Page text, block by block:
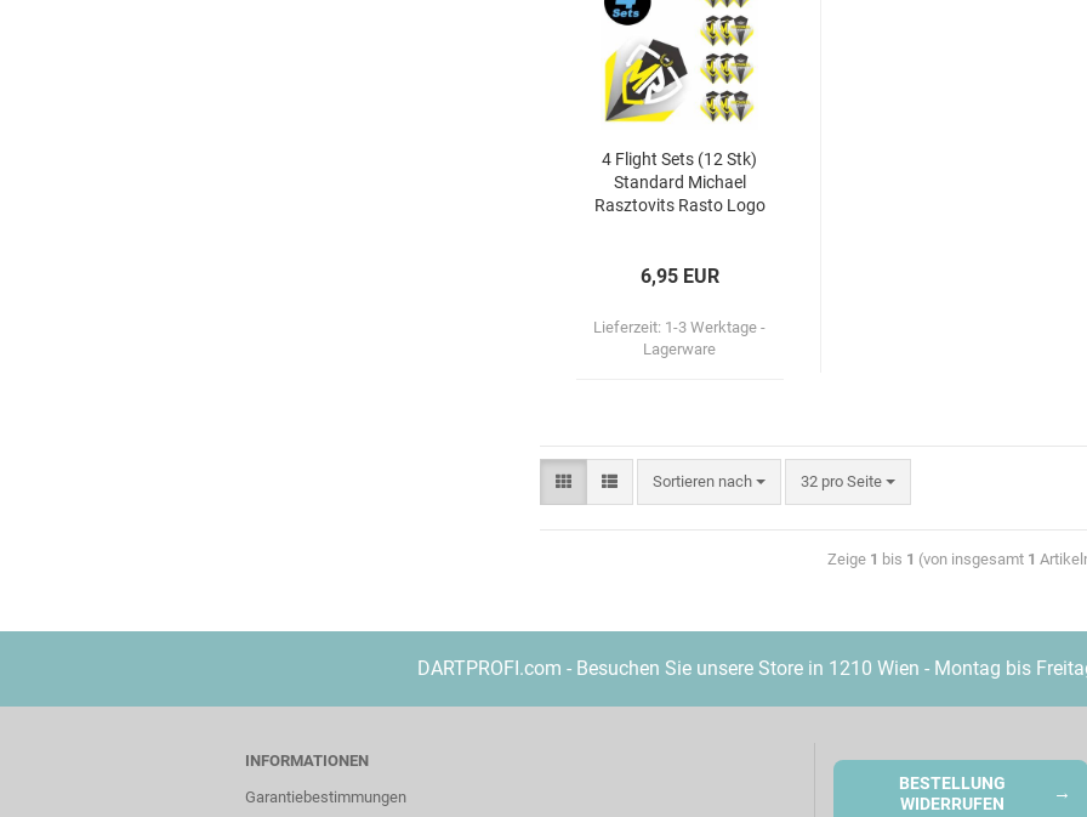
4 Flight Sets (12 Stk)
Stan­dard Mi­cha­el
Rasz­to­vits Rasto Logo
6,95 EUR
Lieferzeit: 1-3 Werktage -
Lagerware
Sortieren nach 32 pro Seite
Zeige 1 bis 1 (von insgesamt 1
DARTPROFI.com - Besuchen Sie unsere Store in 1210 Wien - Montag bis
INFORMATIONEN
Garantiebestimmungen
BESTELLUNG
WIDERRUFEN
→